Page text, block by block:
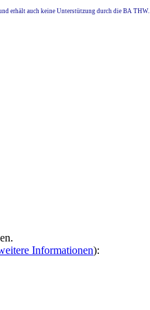
erhält auch keine Unterstützung durch die BA THW.
Informationen):